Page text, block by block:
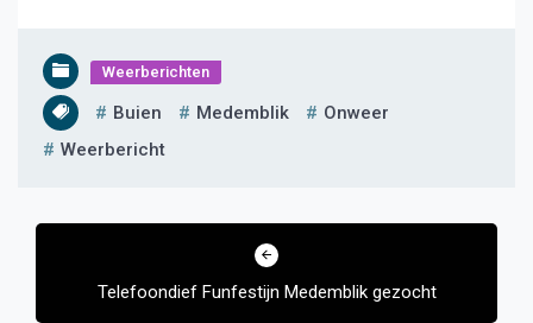
Weerberichten
Buien Medemblik
Onweer
Weerbericht
Bericht
Telefoondief Funfestijn Medemblik gezocht